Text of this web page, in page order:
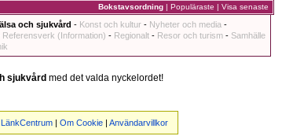
Bokstavsordning | Populäraste | Visa senaste
och sjukvård - Konst och kultur - Nyheter och media -
Referensverk (Information) - Regionalt - Resor och turism - Samhälle
sjukvård med det valda nyckelordet!
| Om Cookie| Användarvillkor